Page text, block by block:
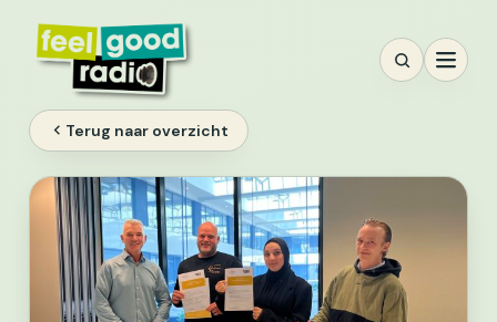
inhoud
Terug naar overzicht